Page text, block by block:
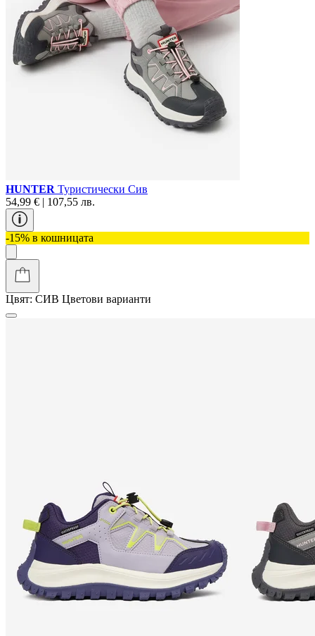
HUNTER Туристически Сив
54,99 € | 107,55 лв.
-15% в кошницата
Цвят: СИВ Цветови варианти